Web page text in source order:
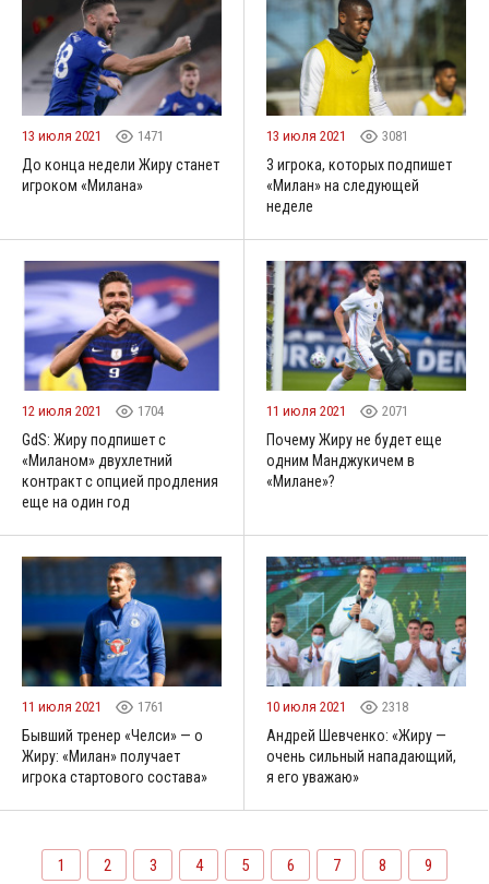
13 июля 2021 1471
До конца недели Жиру станет
игроком «Милана»
13 июля 2021 3081
3 игрока, которых подпишет
«Милан» на следующей
неделе
12 июля 2021 1704
GdS: Жиру подпишет с
«Миланом» двухлетний
контракт с опцией продления
еще на один год
11 июля 2021 2071
Почему Жиру не будет еще
одним Манджукичем в
«Милане»?
11 июля 2021 1761
Бывший тренер «Челси» — о
Жиру: «Милан» получает
игрока стартового состава»
10 июля 2021 2318
Андрей Шевченко: «Жиру —
очень сильный нападающий,
я его уважаю»
1 2 3 4 5 6 7 8 9